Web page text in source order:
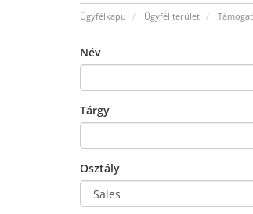
Ügyfélkapu Ügyfél terület
Név
Tárgy
Osztály